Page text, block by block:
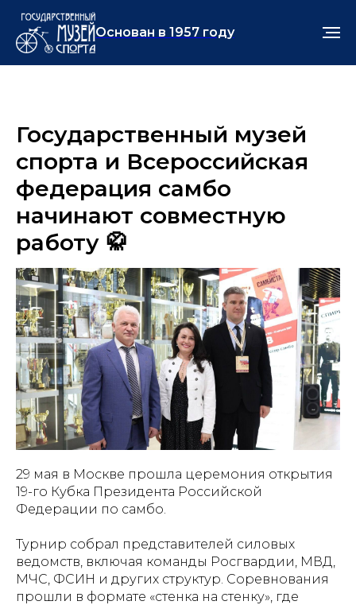
Основан в 1957 году
Государственный музей
спорта и Всероссийская
федерация самбо
начинают совместную
работу 🥋
29 мая в Москве прошла церемония открытия
19-го Кубка Президента Российской
Федерации по самбо.
Турнир собрал представителей силовых
ведомств, включая команды Росгвардии, МВД,
МЧС, ФСИН и других структур. Соревнования
прошли в формате «стенка на стенку», где